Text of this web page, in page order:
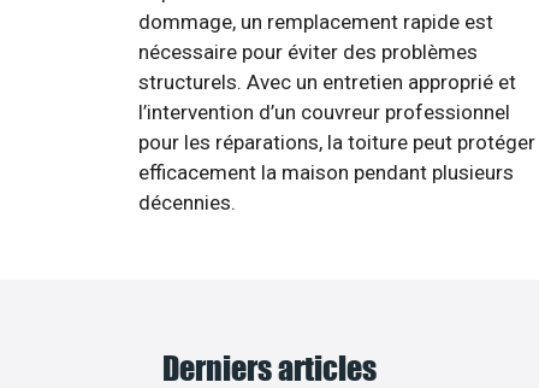
dommage, un remplacement rapide est
nécessaire pour éviter des problèmes
structurels. Avec un entretien approprié et
l’intervention d’un couvreur professionnel
pour les réparations, la toiture peut protéger
efficacement la maison pendant plusieurs
décennies.
Derniers articles